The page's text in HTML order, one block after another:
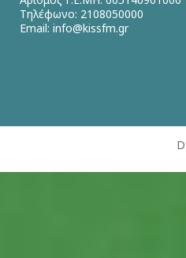
Τηλέφωνο: 2108050000
Email: info@kissfm.gr